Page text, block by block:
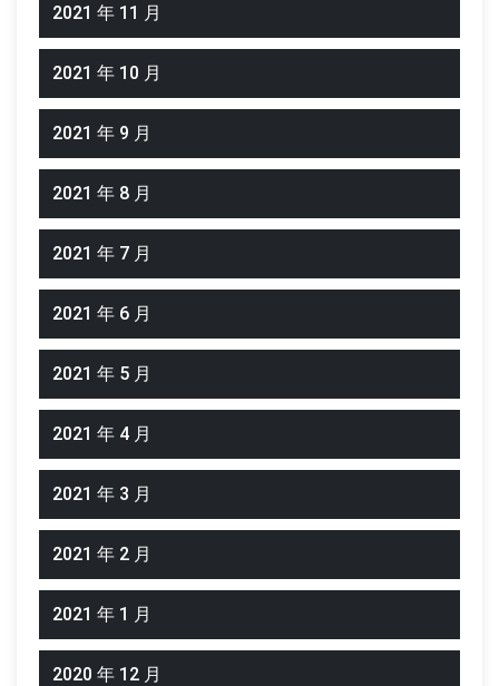
2021 年 11 月
2021 年 10 月
2021 年 9 月
2021 年 8 月
2021 年 7 月
2021 年 6 月
2021 年 5 月
2021 年 4 月
2021 年 3 月
2021 年 2 月
2021 年 1 月
2020 年 12 月